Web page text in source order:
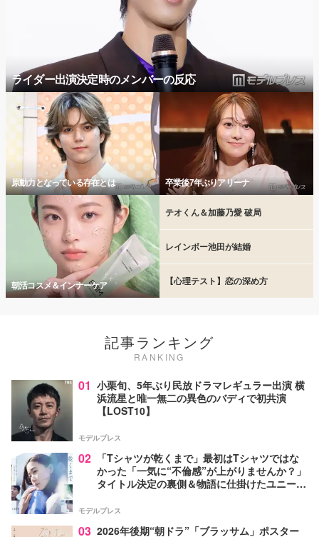
ライダー出演決定時のメンバーの反応
原動力となっている存在とは 卒業後7年ぶりアリーナ
朝活コスメ＆インナーケア
テオくん＆加藤乃愛 破局
レインボー池田が結婚
【心理テスト】恋の深め方
記事ランキング
RANKING
01 小栗旬、5年ぶり民放ドラマレギュラー出演 横
浜流星と唯一無二の異色のバディで初共演
【LOST10】
モデルプレス
02
「Tシャツが乾くまで」最初はTシャツではな
かった「一気に“不倫感”が上がりませんか？」
タイトル決定の裏側＆物語に仕掛けたユニーク
モデルプレス
03 2026年後期“朝ドラ”「ブラッサム」ポスター